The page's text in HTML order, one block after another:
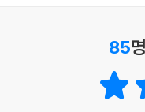
다. 미처 의식도 못하는
‘그리고’로 바꿔 넣으며
는지 느끼고는 깜짝 놀
월피는 “인간관계에는
을 자기보다 앞세우는 것
하고 친절한 사람이 된
85